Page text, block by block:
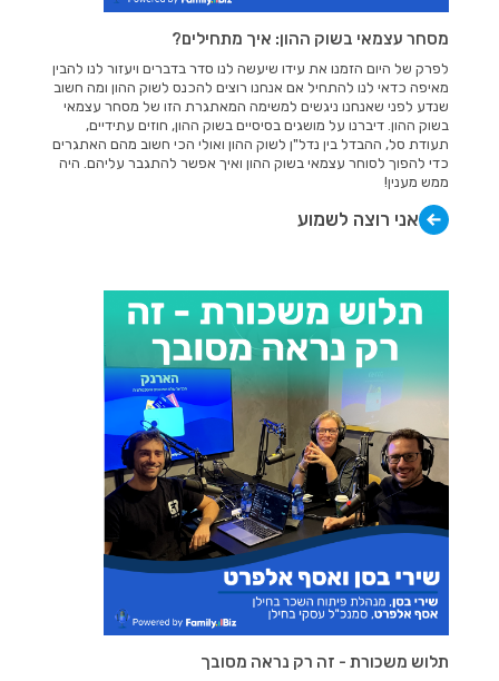
מסחר עצמאי בשוק ההון: איך מתחילים?
לפרק של היום הזמנו את עידו שיעשה לנו סדר בדברים ויעזור לנו להבין
מאיפה כדאי לנו להתחיל אם אנחנו רוצים להכנס לשוק ההון ומה חשוב
שנדע לפני שאנחנו ניגשים למשימה המאתגרת הזו של מסחר עצמאי
בשוק ההון. דיברנו על מושגים בסיסיים בשוק ההון, חוזים עתידיים,
תעודת סל, ההבדל בין נדל"ן לשוק ההון ואולי הכי חשוב מהם האתגרים
כדי להפוך לסוחר עצמאי בשוק ההון ואיך אפשר להתגבר עליהם. היה
ממש מענין!
אני רוצה לשמוע
תלוש משכורת - זה רק נראה מסובך